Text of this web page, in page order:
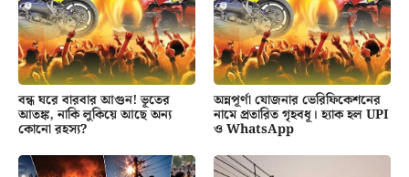
বন্ধ ঘরে বারবার আগুন! ভূতের
আতঙ্ক, নাকি লুকিয়ে আছে অন্য
কোনো রহস্য?
অন্নপূর্ণা যোজনার ভেরিফিকেশনের
নামে প্রতারিত গৃহবধূ। হ্যাক হল UPI
ও WhatsApp